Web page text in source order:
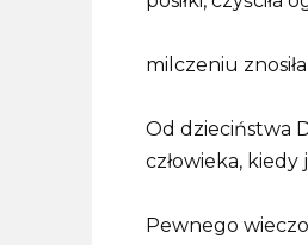
milczeniu
Od dzieciństwa
człowieka, kiedy
Pewnego